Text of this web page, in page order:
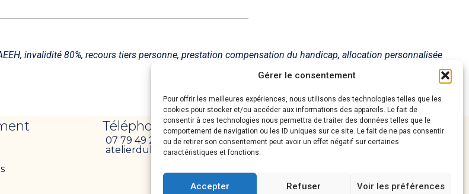
Gérer le consentement
Pour offrir les meilleures expériences, nous utilisons des technologies telles que les
cookies pour stocker et/ou accéder aux informations des appareils. Le fait de
consentir à ces technologies nous permettra de traiter des données telles que le
comportement de navigation ou les ID uniques sur ce site. Le fait de ne pas consentir
ou de retirer son consentement peut avoir un effet négatif sur certaines
caractéristiques et fonctions.
Accepter Refuser Voir les préférences
invalidité 80%, recours tiers personne, prestation compensation du handicap, allocation personnalisée
Téléphone
07 79 49 24 92
atelierdulien40@gmail.com
Plan du site
Politique de confidentialité